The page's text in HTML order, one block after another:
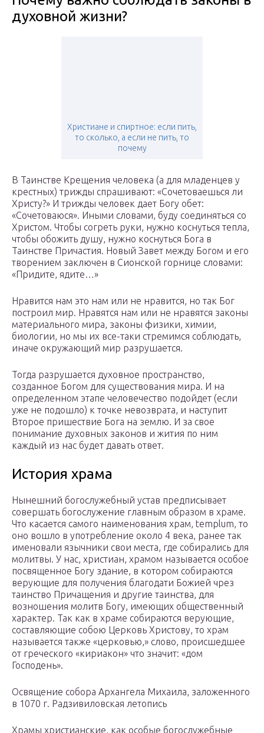
духовной жизни?
Христиане и спиртное: если пить,
то сколько, а если не пить, то
почему
В Таинстве Крещения человека (а для младенцев у
крестных) трижды спрашивают: «Сочетоваешься ли
Христу?» И трижды человек дает Богу обет:
«Сочетоваюся». Иными словами, буду соединяться со
Христом. Чтобы согреть руки, нужно коснуться тепла,
чтобы обожить душу, нужно коснуться Бога в
Таинстве Причастия. Новый Завет между Богом и его
творением заключен в Сионской горнице словами:
«Придите, ядите…»
Нравится нам это нам или не нравится, но так Бог
построил мир. Нравятся нам или не нравятся законы
материального мира, законы физики, химии,
биологии, но мы их все-таки стремимся соблюдать,
иначе окружающий мир разрушается.
Тогда разрушается духовное пространство,
созданное Богом для существования мира. И на
определенном этапе человечество подойдет (если
уже не подошло) к точке невозврата, и наступит
Второе пришествие Бога на землю. И за свое
понимание духовных законов и жития по ним
каждый из нас будет давать ответ.
История храма
Нынешний богослужебный устав предписывает
совершать богослужение главным образом в храме.
Что касается самого наименования храм, templum, то
оно вошло в употребление около 4 века, ранее так
именовали язычники свои места, где собирались для
молитвы. У нас, христиан, храмом называется особое
посвященное Богу здание, в котором собираются
верующие для получения благодати Божией чрез
таинство Причащения и другие таинства, для
возношения молитв Богу, имеющих общественный
характер. Так как в храме собираются верующие,
составляющие собою Церковь Христову, то храм
называется также «церковью,» слово, происшедшее
от греческого «кириакон» что значит: «дом
Господень».
Освящение собора Архангела Михаила, заложенного
в 1070 г. Радзивиловская летопись
Храмы христианские, как особые богослужебные